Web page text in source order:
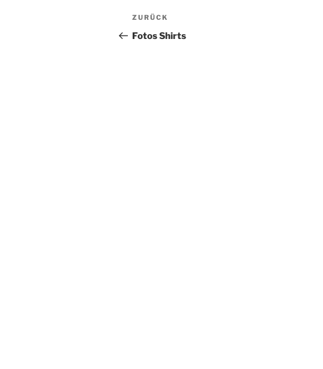
Beitragsnavigation
Vorheriger
Beitrag
ZURÜCK
Fotos Shirts